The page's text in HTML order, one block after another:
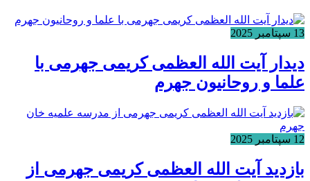
13 سپتامبر 2025
دیدار آیت الله العظمی کریمی جهرمی با
علما و روحانیون جهرم
12 سپتامبر 2025
بازدید آیت الله العظمی کریمی جهرمی از